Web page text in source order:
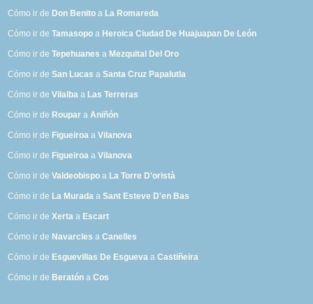
Cómo ir de Don Benito a La Romareda
Cómo ir deTamasopo a Heroica Ciudad De Huajuapan De León
Cómo ir deTepehuanes a Mezquital Del Oro
Cómo ir deSan Lucas aSanta Cruz Papalutla
Cómo ir deVilalba a Las Terreras
Cómo ir de Roupar aAniñón
Cómo ir de Figueiroa aVilanova
Cómo ir de Figueiroa aVilanova
Cómo ir deValdeobispo a La Torre D'oristà
Cómo ir de La Murada aSant Esteve D'en Bas
Cómo ir deXerta a Escart
Cómo ir de Navarcles aCanelles
Cómo ir de Esguevillas De Esgueva aCastiñeira
Cómo ir de Beratón aCos